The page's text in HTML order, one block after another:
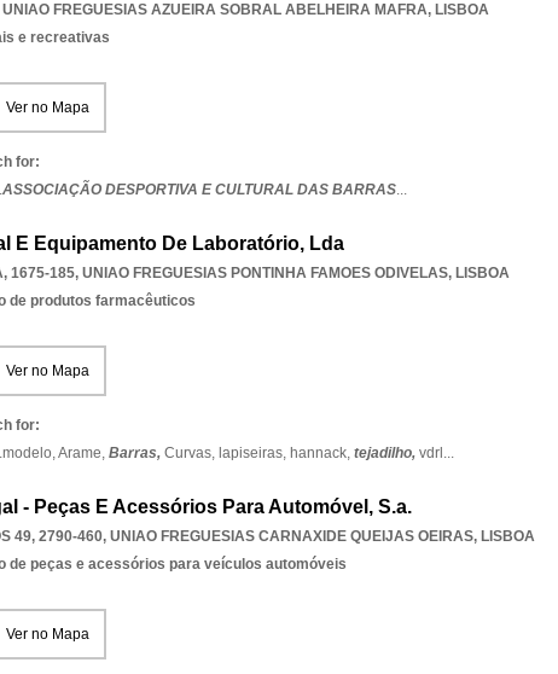
UNIAO FREGUESIAS AZUEIRA SOBRAL ABELHEIRA MAFRA, LISBOA
e recreativas
Ver no Mapa
for:
ASSOCIAÇÃO DESPORTIVA E CULTURAL DAS BARRAS...
E Equipamento De Laboratório, Lda
1675-185, UNIAO FREGUESIAS PONTINHA FAMOES ODIVELAS, LISBOA
de produtos farmacêuticos
Ver no Mapa
for:
modelo,Arame, Barras, Curvas, lapiseiras, hannack, tejadilho, vdrl ...
- Peças E Acessórios Para Automóvel, S.a.
49, 2790-460, UNIAO FREGUESIAS CARNAXIDE QUEIJAS OEIRAS, LISBOA
de peças e acessórios para veículos automóveis
Ver no Mapa